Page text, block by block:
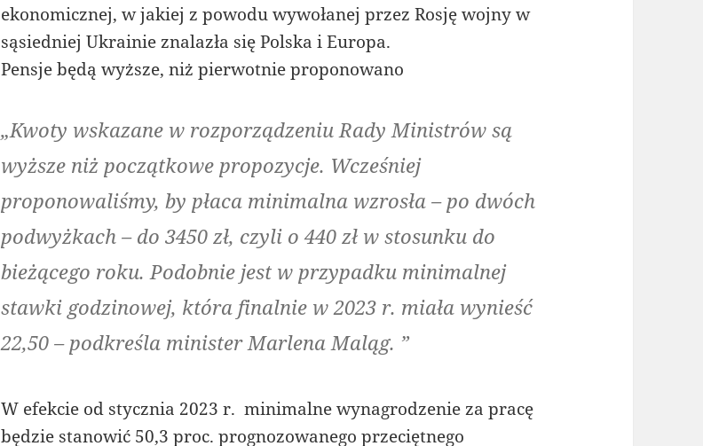
ekonomicznej, w jakiej z powodu wywołanej przez Rosję wojny w
sąsiedniej Ukrainie znalazła się Polska i Europa.
Pensje będą wyższe, niż pierwotnie proponowano
„Kwoty wskazane w rozporządzeniu Rady Ministrów są
wyższe niż początkowe propozycje. Wcześniej
proponowaliśmy, by płaca minimalna wzrosła – po dwóch
podwyżkach – do 3450 zł, czyli o 440 zł w stosunku do
bieżącego roku. Podobnie jest w przypadku minimalnej
stawki godzinowej, która finalnie w 2023 r. miała wynieść
22,50 – podkreśla minister Marlena Maląg. ”
W efekcie od stycznia 2023 r. minimalne wynagrodzenie za pracę
będzie stanowić 50,3 proc. prognozowanego przeciętnego